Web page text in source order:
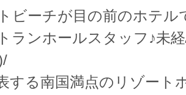
ビーチが目の前のホテ
ランホールスタッフ♪未
する南国満点のリゾート